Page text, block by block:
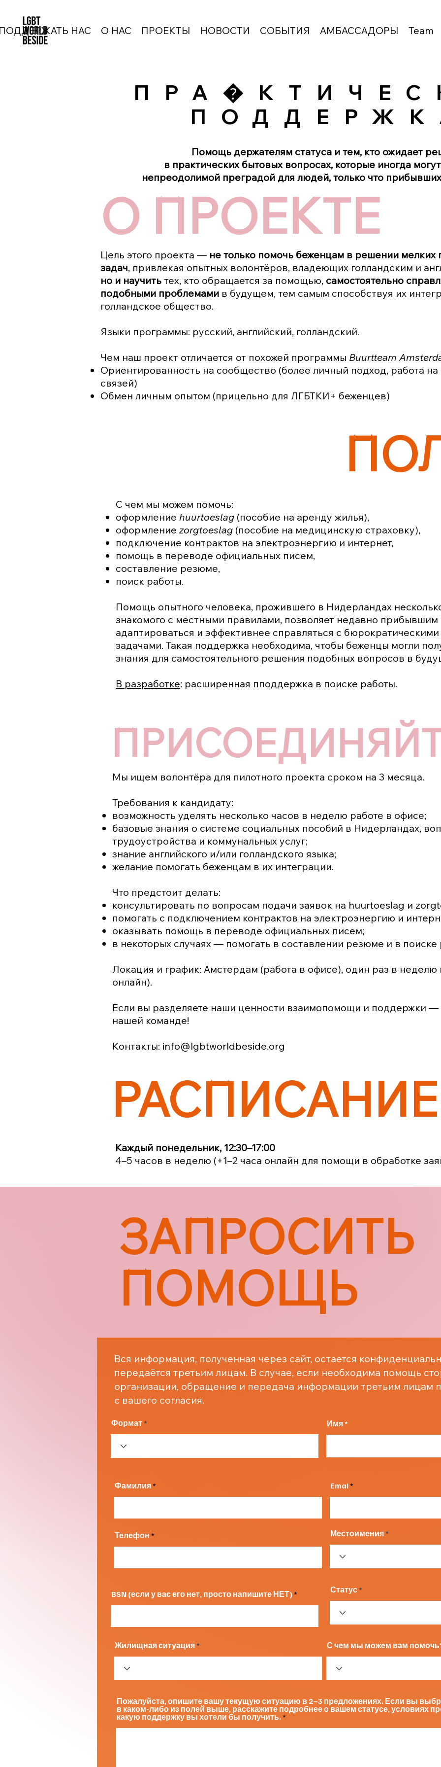
НАС О НАС ПРОЕКТЫ НОВОСТИ СОБЫТИЯ АМБАССАДОРЫ Team
Помощь держателям статуса и тем, кто ожидает
в практических бытовых вопросах, которые иногда
непреодолимой преградой для людей, только что
О ПРОЕКТЕ
Цель этого проекта — не только помочь беженцам в решении мелких
задач, привлекая опытных волонтёров, владеющих голландским и
но и научить тех, кто обращается за помощью, самостоятельно
подобными проблемами в будущем, тем самым способствуя их
голландское общество.
Языки программы: русский, английский, голландский.
Чем наш проект отличается от похожей программы Buurtteam
Ориентированность на сообщество (более личный подход, работа
связей)
Обмен личным опытом (прицельно для ЛГБТКИ+ беженцев)
С чем мы можем помочь:
оформление huurtoeslag (пособие на аренду жилья),
оформление zorgtoeslag (пособие на медицинскую страховку),
подключение контрактов на электроэнергию и интернет,
помощь в переводе официальных писем,
составление резюме,
поиск работы.
Помощь опытного человека, прожившего в Нидерландах
знакомого с местными правилами, позволяет недавно
адаптироваться и эффективнее справляться с
задачами. Такая поддержка необходима, чтобы беженцы могли
знания для самостоятельного решения подобных вопросов в
В разработке: расширенная пподдержка в поиске работы.
Мы ищем волонтёра для пилотного проекта сроком на 3 месяца.
Требования к кандидату:
возможность уделять несколько часов в неделю работе в офисе;
базовые знания о системе социальных пособий в Нидерландах,
трудоустройства и коммунальных услуг;
знание английского и/или голландского языка;
желание помогать беженцам в их интеграции.
Что предстоит делать:
консультировать по вопросам подачи заявок на huurtoeslag и
помогать с подключением контрактов на электроэнергию и
оказывать помощь в переводе официальных писем;
в некоторых случаях — помогать в составлении резюме и в поиске
Локация и график: Амстердам (работа в офисе), один раз в неделю
онлайн).
Если вы разделяете наши ценности взаимопомощи и поддержки —
нашей команде!
Контакты: info@lgbtworldbeside.org
РАСПИСАНИЕ
Каждый понедельник, 12:30–17:00
4–5 часов в неделю (+1–2 часа онлайн для помощи в обработке
ЗАПРОСИТЬ
ПОМОЩЬ
Вся информация, полученная через сайт, остается
передаётся третьим лицам. В случае, если необходима помощь
организации, обращение и передача информации третьим лицам
с вашего согласия.
Формат Имя
Фамилия Emai
Телефон Местоимения
BSN (если у вас его нет, просто напишите НЕТ) Статус
Жилищная ситуация С чем мы можем вам
Пожалуйста, опишите вашу текущую ситуацию в 2–3 предложениях. Если вы
в каком-либо из полей выше, расскажите подробнее о вашем статусе, условиях
какую поддержку вы хотели бы получить.